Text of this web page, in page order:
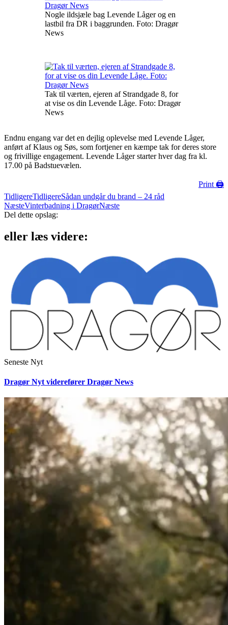
Nogle ildsjæle bag Levende Låger og en
lastbil fra DR i baggrunden. Foto: Dragør
News
Tak til værten, ejeren af Strandgade 8, for
at vise os din Levende Låge. Foto: Dragør
News
Endnu engang var det en dejlig oplevelse med Levende Låger,
anført af Klaus og Søs, som fortjener en kæmpe tak for deres store
og frivillige engagement. Levende Låger starter hver dag fra kl.
17.00 på Badstuevælen.
Print 🖨
TidligereTidligereSådan undgår du brand – 24 råd
NæsteVinterbadning i DragørNæste
Del dette opslag:
eller læs videre:
Seneste Nyt
Dragør Nyt viderefører Dragør News